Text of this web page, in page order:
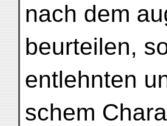
nach dem
beurteilen,
entlehnten
schem